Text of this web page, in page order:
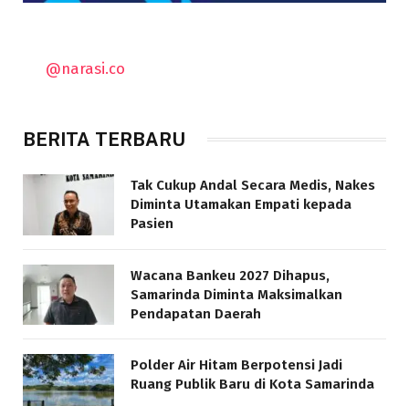
@narasi.co
BERITA TERBARU
Tak Cukup Andal Secara Medis, Nakes
Diminta Utamakan Empati kepada
Pasien
Wacana Bankeu 2027 Dihapus,
Samarinda Diminta Maksimalkan
Pendapatan Daerah
Polder Air Hitam Berpotensi Jadi
Ruang Publik Baru di Kota Samarinda